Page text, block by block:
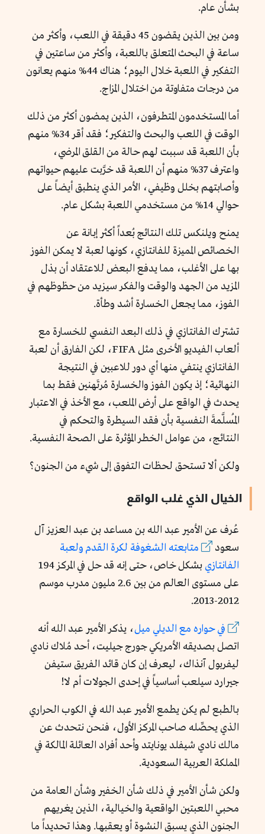
بشأن عام.
ومن بين الذين يقضون 45 دقيقة في اللعب، وأكثر من
ساعة في البحث المتعلق باللعبة، وأكثر من ساعتين في
التفكير في اللعبة خلال اليوم؛ هناك 44% منهم يعانون
من درجات متفاوتة من اختلال المزاج.
أما المستخدمون المتطرفون، الذين يمضون أكثر من ذلك
الوقت في اللعب والبحث والتفكير؛ فقد أقر 34% منهم
بأن اللعبة قد سببت لهم حالة من القلق المرضي،
واعترف 37% منهم أن اللعبة قد خرَّبت عليهم حيواتهم
وأصابتهم بخلل وظيفي، الأمر الذي ينطبق أيضاً على
حوالي 14% من مستخدمي اللعبة بشكل عام.
يمنح ويلنكس تلك النتائج بُعداً أكثر إبانة عن
الخصائص المميزة للفانتازي، كونها لعبة لا يمكن الفوز
بها على الأغلب، مما يدفع البعض للاعتقاد أن بذل
المزيد من الجهد والوقت والفكر سيزيد من حظوظهم في
الفوز، مما يجعل الخسارة أشد وطأة.
تشترك الفانتازي في ذلك البعد النفسي للخسارة مع
ألعاب الفيديو الأخرى مثل FIFA، لكن الفارق أن لعبة
الفانتازي ينتفي منها أي دور للاعبين في النتيجة
النهائية؛ إذ يكون الفوز والخسارة مُرتَهنين فقط بما
يحدث في الواقع على أرض الملعب، مع الأخذ في الاعتبار
المُسلَّمةَ النفسية بأن فقد السيطرة والتحكم في
النتائج، من عوامل الخطر المؤثرة على الصحة النفسية.
ولكن ألا تستحق لحظات التفوق إلى شيء من الجنون؟
الخيال الذي غلب الواقع
عُرف عن الأمير عبد الله بن مساعد بن عبد العزيز آل
سعود
متابعته الشغوفة لكرة القدم ولعبة
الفانتازي
بشكل خاص، حتى إنه قد حل في المركز 194
على مستوى العالم من بين 2.6 مليون مدرب موسم
2012-2013.
في حواره مع الديلي ميل، يذكر الأمير عبد الله أنه
اتصل بصديقه الأمريكي جورج جيليت، أحد مُلاك نادي
ليفربول آنذاك، ليعرف إن كان قائد الفريق ستيفن
جيرارد سيلعب أساسياً في إحدى الجولات أم لا!
بالطبع لم يكن يطمع الأمير عبد الله في الكوب الحراري
الذي يحصِّله صاحب المركز الأول، فنحن نتحدث عن
مالك نادي شيفلد يونايتد وأحد أفراد العائلة المالكة في
المملكة العربية السعودية.
ولكن شأن الأمير في ذلك شأن الخفير وشأن العامة من
محبي اللعبتين الواقعية والخيالية، الذين يغريهم
الجنون الذي يسبق النشوة أو يعقبها. وهذا تحديداً ما